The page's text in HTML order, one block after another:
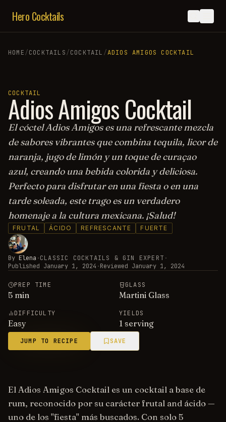
Hero Cocktails
HOME/COCKTAILS/COCKTAIL /ADIOS AMIGOS COCKTAIL
COCKTAIL
Adios Amigos Cocktail
El cóctel Adios Amigos es una refrescante mezcla
de sabores vibrantes que combina tequila, licor de
naranja, jugo de limón y un toque de curaçao
azul, creando una bebida colorida y deliciosa.
Perfecto para disfrutar en una fiesta o en una
tarde soleada, este trago es un verdadero
homenaje a la cultura mexicana. ¡Salud!
FRUTAL ÁCIDO REFRESCANTE FUERTE
By Elena ·CLASSIC COCKTAILS & GIN EXPERT ·
Published January 1, 2024 ·Reviewed January 1, 2024
PREP TIME
5 min
GLASS
Martini Glass
DIFFICULTY
Easy
YIELDS
1 serving
JUMP TO RECIPE SAVE
El Adios Amigos Cocktail es un cocktail a base de
rum, reconocido por su carácter frutal and ácido —
uno de los "fiesta" más buscados. Con solo 5